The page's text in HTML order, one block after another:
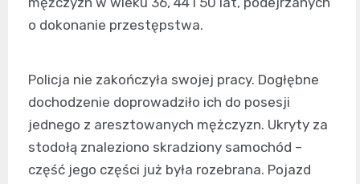
o dokonanie przestępstwa.
Policja nie zakończyła swojej pracy. Dogłębne
dochodzenie doprowadziło ich do posesji
jednego z aresztowanych mężczyzn. Ukryty za
stodołą znaleziono skradziony samochód –
część jego części już była rozebrana. Pojazd